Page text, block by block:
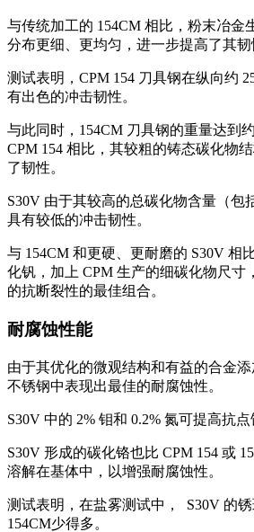
与传统加工的 154CM 相比，粉末冶金
分布更细、更均匀，进一步提高了其韧
测试表明，CPM 154 刀具钢在纵向约
有出色的冲击韧性。
与此同时，154CM 刀具钢的重量达到
CPM 154 相比，其较粗的铸态碳化物
了韧性。
S30V 由于其较高的总碳化物含量（包
具有较低的冲击韧性。
与 154CM 和更硬、更耐磨的 S30V 相
化钒，加上 CPM 生产的细碳化物尺寸
的抗断裂性的最佳组合。
耐腐蚀性能
由于其优化的微观结构和有益的合金
不锈钢中表现出最佳的耐腐蚀性。
S30V 中的 2% 钼和 0.2% 氮可提高抗点
S30V 形成的碳化铬也比 CPM 154 或
溶解在基体中，以增强耐腐蚀性。
测试表明，在盐雾测试中， S30V 的锈
154CM少得多。